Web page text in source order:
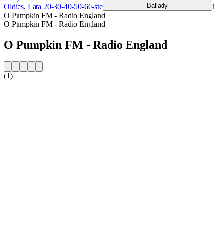
Oldies, Lata 20-30-40-50-60-ste
Ballady
O Pumpkin FM - Radio England
O Pumpkin FM - Radio England
O Pumpkin FM - Radio England
(1)